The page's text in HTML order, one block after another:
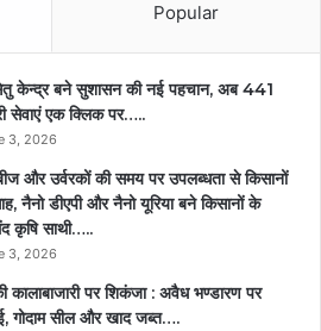
Popular
केन्द्र बने सुशासन की नई पहचान, अब 441
सेवाएं एक क्लिक पर…..
3, 2026
और उर्वरकों की समय पर उपलब्धता से किसानों
नैनो डीएपी और नैनो यूरिया बने किसानों के
कृषि साथी…..
3, 2026
कालाबाजारी पर शिकंजा : अवैध भण्डारण पर
गोदाम सील और खाद जब्त….